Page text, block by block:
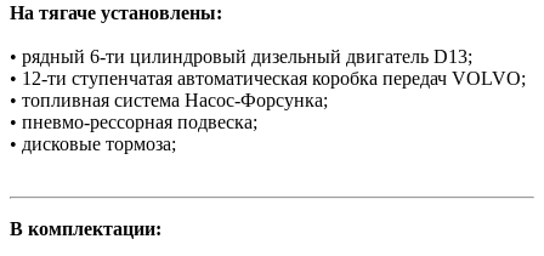
На тягаче установлены:
• рядный 6-ти цилиндровый дизельный двигатель D13;
• 12-ти ступенчатая автоматическая коробка передач VOLVO;
• топливная система Насос-Форсунка;
• пневмо-рессорная подвеска;
• дисковые тормоза;
В комплектации: